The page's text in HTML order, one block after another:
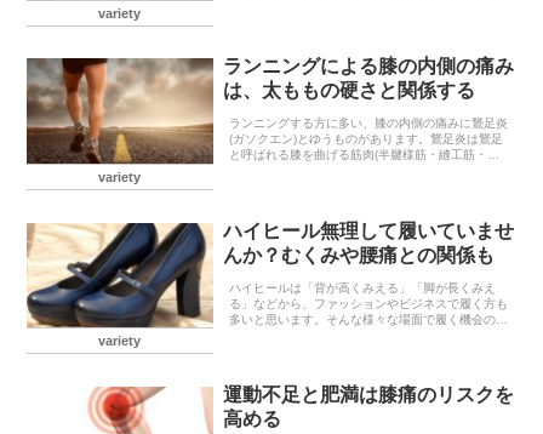
variety
variety
ランニングによる膝の内側の痛み
は、太ももの硬さと関係する
ランニングする方に多い、膝の内側の痛みに鵞足炎
(ガソクエン)とゆうものがあります。鵞足炎は鵞足
と呼ばれる膝を曲げる筋肉(半腱様筋・縫工筋・薄
variety
ハイヒール無理して履いていませ
んか？むくみや腰痛との関係も
ハイヒールは「背が高くみえる」「脚が長くみえ
る」などから、ファッションやビジネスで履く方も
多いと思います。そんな様々な場面で履く機会の多
運動不足と肥満は膝痛のリスクを
高める